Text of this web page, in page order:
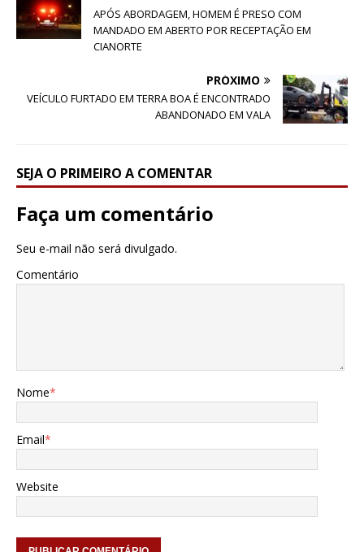
APÓS ABORDAGEM, HOMEM É PRESO COM
MANDADO EM ABERTO POR RECEPTAÇÃO EM
CIANORTE
PRÓXIMO
VEÍCULO FURTADO EM TERRA BOA É ENCONTRADO
ABANDONADO EM VALA
SEJA O PRIMEIRO A COMENTAR
Faça um comentário
Seu e-mail não será divulgado.
Comentário
Nome*
Email*
Website